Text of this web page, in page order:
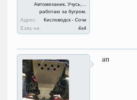
Автомеханик, Учусь,…
работаю за бугром.
Адрес:
Кисловодск - Сочи
Езжу на:
4х4
ап